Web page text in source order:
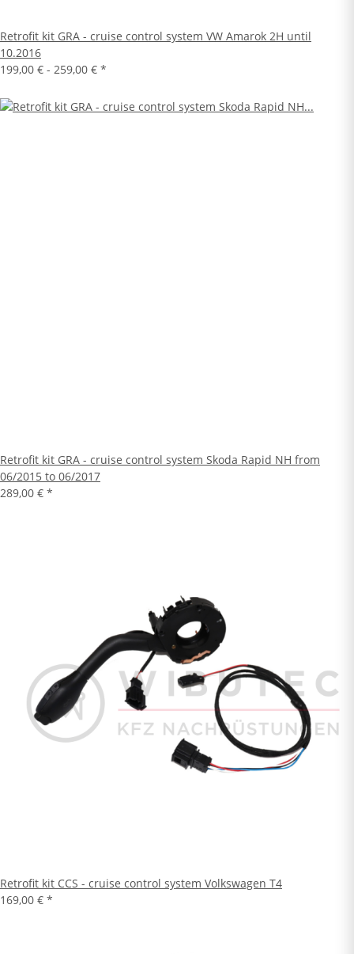
Retrofit kit GRA - cruise control system VW Amarok 2H until
10.2016
199,00 € - 259,00 € *
Retrofit kit GRA - cruise control system Skoda Rapid NH from
06/2015 to 06/2017
289,00 € *
Retrofit kit CCS - cruise control system Volkswagen T4
169,00 € *